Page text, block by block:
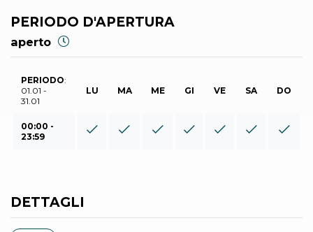
PERIODO D'APERTURA
aperto
PERIODO:
01.01 -
31.01
LU MA ME GI VE SA DO
00:00 -
23:59
DETTAGLI